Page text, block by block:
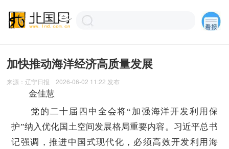
加快推动海洋经济高质量发展
来源：辽宁日报 2026-06-02 11:22 发布
金佳慧
党的二十届四中全会将“加强海洋开发利用保
护”纳入优化国土空间发展格局重要内容。习近平总书
记强调，推进中国式现代化，必须高效开发利用海